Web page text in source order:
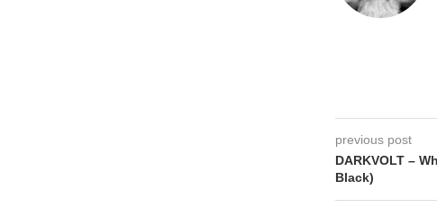
previous post
DARKVOLT –
Black)